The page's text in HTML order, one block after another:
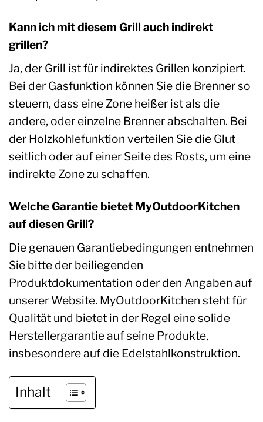
Kann ich mit diesem Grill auch indirekt
grillen?
Ja, der Grill ist für indirektes Grillen konzipiert.
Bei der Gasfunktion können Sie die Brenner so
steuern, dass eine Zone heißer ist als die
andere, oder einzelne Brenner abschalten. Bei
der Holzkohlefunktion verteilen Sie die Glut
seitlich oder auf einer Seite des Rosts, um eine
indirekte Zone zu schaffen.
Welche Garantie bietet MyOutdoorKitchen
auf diesen Grill?
Die genauen Garantiebedingungen entnehmen
Sie bitte der beiliegenden
Produktdokumentation oder den Angaben auf
unserer Website. MyOutdoorKitchen steht für
Qualität und bietet in der Regel eine solide
Herstellergarantie auf seine Produkte,
insbesondere auf die Edelstahlkonstruktion.
Inhalt